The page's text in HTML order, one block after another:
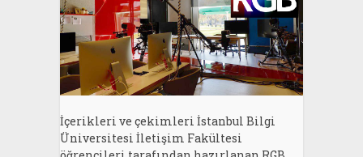
İçerikleri ve çekimleri İstanbul Bilgi
Üniversitesi İletişim Fakültesi